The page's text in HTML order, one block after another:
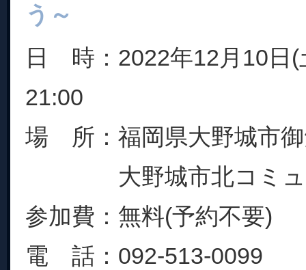
う～
日 時：2022年12月10
21:00
場 所：福岡県大野城市
大野城市北コミュ
参加費：無料(予約不要)
電 話：092-513-0099